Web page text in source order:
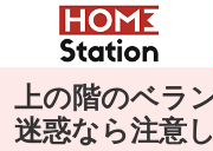
上の階のベラ
迷惑なら注意